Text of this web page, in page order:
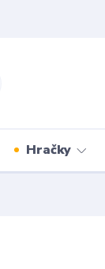
Hračky